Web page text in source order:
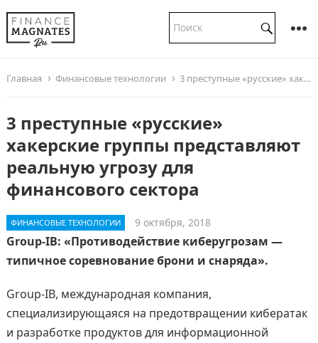
Главная Финансовые технологии 3 преступные «русские» хакерские группы представляют реальную угрозу для финансового сектора
3 преступные «русские»
хакерские группы представляют
реальную угрозу для
финансового сектора
ФИНАНСОВЫЕ ТЕХНОЛОГИИ 9 октября, 2018
Group-IB: «Противодействие киберугрозам —
типичное соревнование брони и снаряда».
Group-IB, международная компания,
специализирующаяся на предотвращении кибератак
и разработке продуктов для информационной